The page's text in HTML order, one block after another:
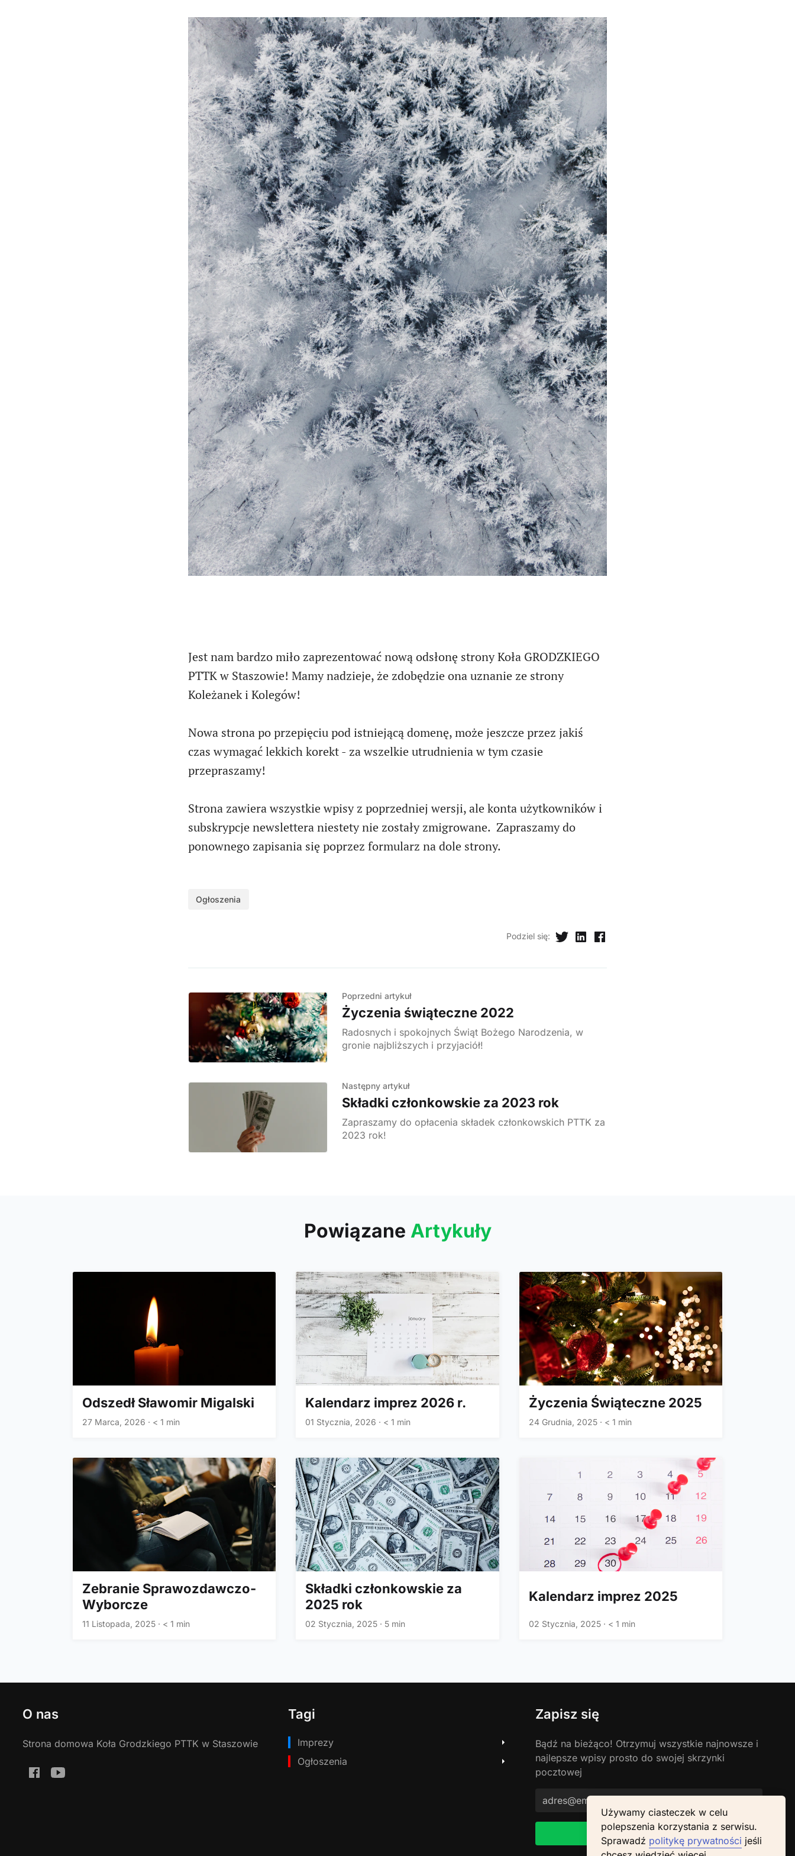
Używamy ciasteczek w celu
polepszenia korzystania z serwisu.
Sprawadź politykę prywatności jeśli
Jest nam bardzo miło zaprezentować nową odsłonę strony Koła GRODZKIEGO
PTTK w Staszowie! Mamy nadzieje, że zdobędzie ona uznanie ze strony
Koleżanek i Kolegów!
Nowa strona po przepięciu pod istniejącą domenę, może jeszcze przez jakiś
czas wymagać lekkich korekt - za wszelkie utrudnienia w tym czasie
przepraszamy!‍
Strona zawiera wszystkie wpisy z poprzedniej wersji, ale konta użytkowników i
subskrypcje newslettera niestety nie zostały zmigrowane. Zapraszamy do
ponownego zapisania się poprzez formularz na dole strony.
Ogłoszenia
Podziel się:
Poprzedni artykuł
Życzenia świąteczne 2022
Radosnych i spokojnych Świąt Bożego Narodzenia, w
gronie najbliższych i przyjaciół!
Następny artykuł
Składki członkowskie za 2023 rok
Zapraszamy do opłacenia składek członkowskich PTTK za
2023 rok!
Powiązane Artykuły
Odszedł Sławomir Migalski
27 Marca, 2026 · < 1 min
Kalendarz imprez 2026 r.
01 Stycznia, 2026 · < 1 min
Życzenia Świąteczne 2025
24 Grudnia, 2025 · < 1 min
Zebranie Sprawozdawczo-
Wyborcze
11 Listopada, 2025 · < 1 min
Składki członkowskie za
2025 rok
02 Stycznia, 2025 · 5 min
Kalendarz imprez 2025
02 Stycznia, 2025 · < 1 min
O nas
Strona domowa Koła Grodzkiego PTTK w Staszowie
Tagi
Imprezy
Ogłoszenia
Zapisz się
Bądź na bieżąco! Otrzymuj wszystkie najnowsze i
najlepsze wpisy prosto do swojej skrzynki
pocztowej
Kontynuuj